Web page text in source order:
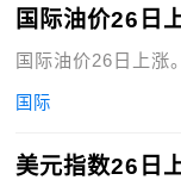
国际油价26日
国际油价26日上涨。
国际
美元指数26日